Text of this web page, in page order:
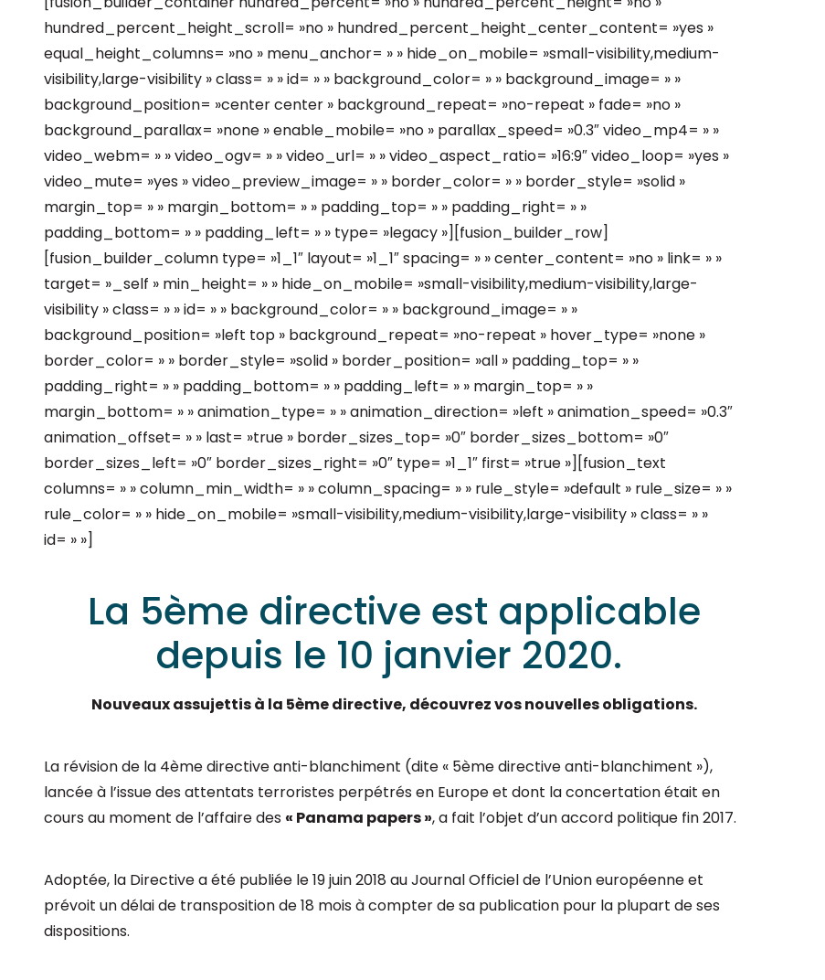
hundred_percent_height_scroll= »no » hundred_percent_height_center_content= »yes »
equal_height_columns= »no » menu_anchor= » » hide_on_mobile= »small-visibility,medium-
visibility,large-visibility » class= » » id= » » background_color= » » background_image= » »
background_position= »center center » background_repeat= »no-repeat » fade= »no »
background_parallax= »none » enable_mobile= »no » parallax_speed= »0.3″ video_mp4= » »
video_webm= » » video_ogv= » » video_url= » » video_aspect_ratio= »16:9″ video_loop= »yes »
video_mute= »yes » video_preview_image= » » border_color= » » border_style= »solid »
margin_top= » » margin_bottom= » » padding_top= » » padding_right= » »
padding_bottom= » » padding_left= » » type= »legacy »][fusion_builder_row]
[fusion_builder_column type= »1_1″ layout= »1_1″ spacing= » » center_content= »no » link= » »
target= »_self » min_height= » » hide_on_mobile= »small-visibility,medium-visibility,large-
visibility » class= » » id= » » background_color= » » background_image= » »
background_position= »left top » background_repeat= »no-repeat » hover_type= »none »
border_color= » » border_style= »solid » border_position= »all » padding_top= » »
padding_right= » » padding_bottom= » » padding_left= » » margin_top= » »
margin_bottom= » » animation_type= » » animation_direction= »left » animation_speed= »0.3″
animation_offset= » » last= »true » border_sizes_top= »0″ border_sizes_bottom= »0″
border_sizes_left= »0″ border_sizes_right= »0″ type= »1_1″ first= »true »][fusion_text
columns= » » column_min_width= » » column_spacing= » » rule_style= »default » rule_size= » »
rule_color= » » hide_on_mobile= »small-visibility,medium-visibility,large-visibility » class= » »
id= » »]
La 5ème directive est applicable
depuis le 10 janvier 2020.
Nouveaux assujettis à la 5ème directive, découvrez vos nouvelles obligations.
La révision de la 4ème directive anti-blanchiment (dite « 5ème directive anti-blanchiment »),
lancée à l’issue des attentats terroristes perpétrés en Europe et dont la concertation était en
cours au moment de l’affaire des « Panama papers », a fait l’objet d’un accord politique fin 2017.
Adoptée, la Directive a été publiée le 19 juin 2018 au Journal Officiel de l’Union européenne et
prévoit un délai de transposition de 18 mois à compter de sa publication pour la plupart de ses
dispositions.